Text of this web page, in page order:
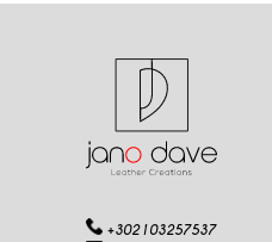
+302103257537